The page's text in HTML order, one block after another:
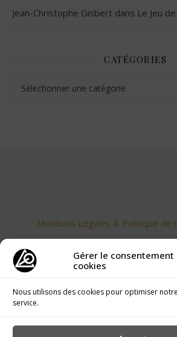
Gérer le consentement
cookies
Nous utilisons des cookies pour optimiser
service.
Jean-Christophe Gisbert dans Le Jeu de
CATÉGORIES
Mentions Légales & Politique de